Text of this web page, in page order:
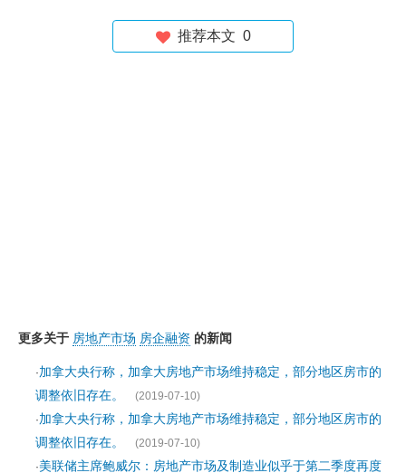
推荐本文 0
更多关于 房地产市场 房企融资 的新闻
·加拿大央行称，加拿大房地产市场维持稳定，部分地区房市的
调整依旧存在。
(2019-07-10)
·加拿大央行称，加拿大房地产市场维持稳定，部分地区房市的
调整依旧存在。
(2019-07-10)
·美联储主席鲍威尔：房地产市场及制造业似乎于第二季度再度